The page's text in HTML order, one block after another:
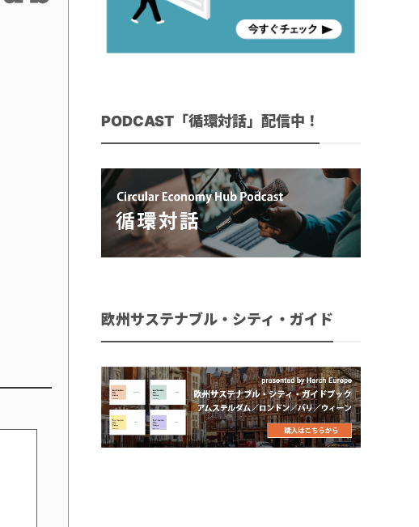
PODCAST「循環対話」配信中！
欧州サステナブル・シティ・ガイド